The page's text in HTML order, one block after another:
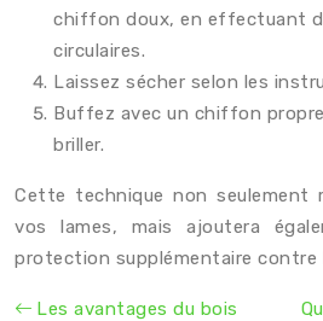
chiffon doux, en effectuant
circulaires.
Laissez sécher selon les
Buffez avec un chiffon
briller.
Cette technique non seulement
vos lames, mais ajoutera
protection supplémentaire contre
Les avantages du bois